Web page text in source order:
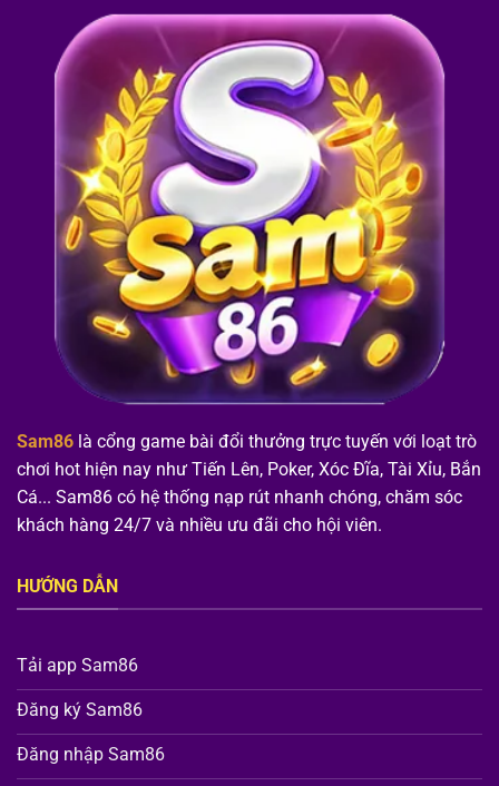
Sam86 là cổng game bài đổi thưởng trực tuyến với loạt trò
chơi hot hiện nay như Tiến Lên, Poker, Xóc Đĩa, Tài Xỉu, Bắn
Cá... Sam86 có hệ thống nạp rút nhanh chóng, chăm sóc
khách hàng 24/7 và nhiều ưu đãi cho hội viên.
HƯỚNG DẪN
Tải app Sam86
Đăng ký Sam86
Đăng nhập Sam86